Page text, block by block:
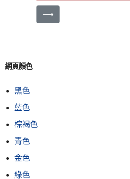
⟶
網頁顏色
黑色
藍色
棕褐色
青色
金色
綠色